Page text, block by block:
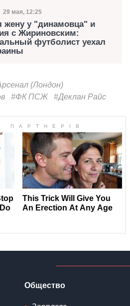
Дата публикации
29 мая, 12:25
жену у "динамовца" и
с Жириновским:
футболист уехал
(Лондон)
#ФК ПСЖ #Деклан Райс
Общество